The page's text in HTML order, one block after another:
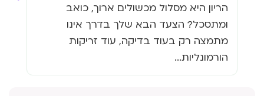
הריון היא מסלול מכשולים ארוך, כואב
ומתסכל? הצעד הבא שלך בדרך אינו
מתמצה רק בעוד בדיקה, עוד זריקות
הורמונליות...